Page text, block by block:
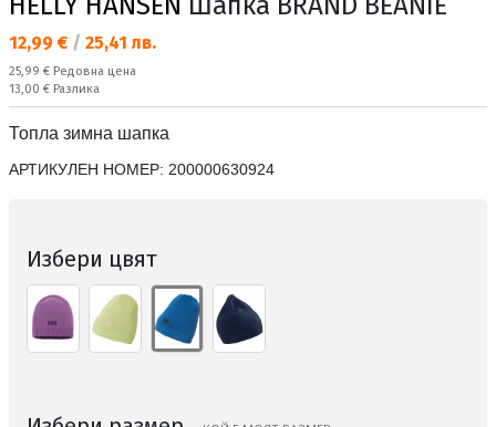
Текуща цена:
12,99 € / 25,41 лв.
Редовна цена:
25,99 € Редовна цена
Спестявате:
13,00 € Разлика
Топла зимна шапка
АРТИКУЛЕН НОМЕР: 200000630924
Избери цвят